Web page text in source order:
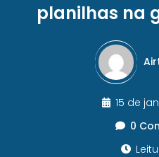
planilhas na
15 de
0